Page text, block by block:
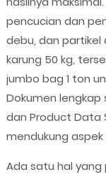
pencucian dan
debu, dan partikel
karung 50 kg,
jumbo bag 1 ton
Dokumen lengkap
dan Product Data
mendukung
Ada satu hal